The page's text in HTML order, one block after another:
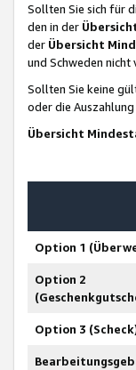
Sollten Sie sich für
den in der
der Übersicht
und Schweden nicht
Sollten Sie keine
oder die
Übersicht
Option 1
Option 2
Option 3